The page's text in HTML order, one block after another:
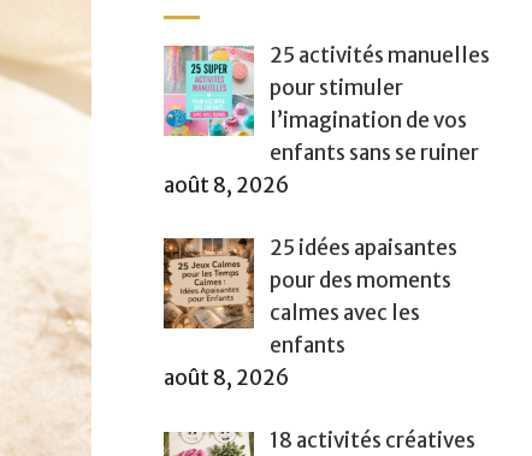
25 activités manuelles
pour stimuler
l’imagination de vos
enfants sans se ruiner
août 8, 2026
25 idées apaisantes
pour des moments
calmes avec les
enfants
août 8, 2026
18 activités créatives